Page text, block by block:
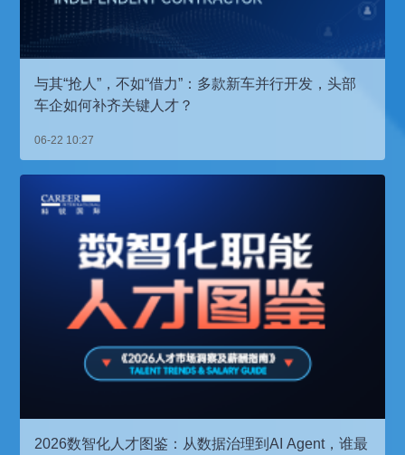
与其“抢人”，不如“借力”：多款新车并行开发，头部
车企如何补齐关键人才？
06-22 10:27
2026数智化人才图鉴：从数据治理到AI Agent，谁最